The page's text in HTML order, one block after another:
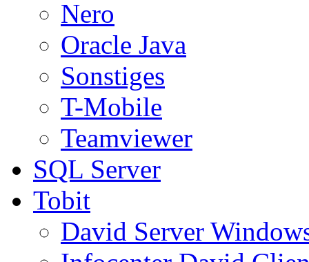
Nero
Oracle Java
Sonstiges
T-Mobile
Teamviewer
SQL Server
Tobit
David Server